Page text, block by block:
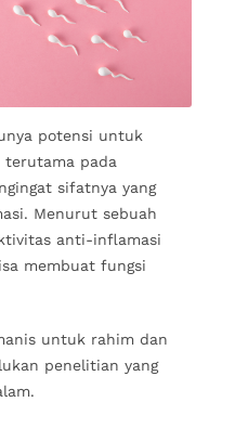
potensi untuk
terutama pada
sifatnya yang
Menurut sebuah
anti-inflamasi
membuat fungsi
untuk rahim dan
penelitian yang